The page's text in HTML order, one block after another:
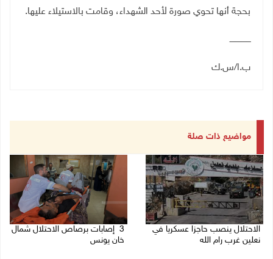
بحجة أنها تحوي صورة لأحد الشهداء، وقامت بالاستيلاء عليها.
ـــــــــــــــــ
ب.ا/س.ك
مواضيع ذات صلة
الاحتلال ينصب حاجزا عسكريا في
نعلين غرب رام الله
3 إصابات برصاص الاحتلال شمال
خان يونس